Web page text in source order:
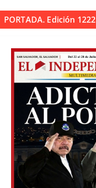
PORTADA. Edición 1222